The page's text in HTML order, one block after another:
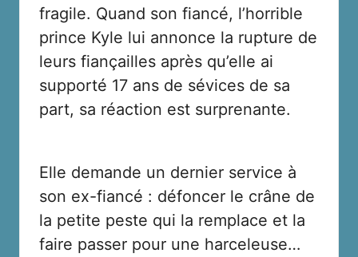
fragile. Quand son fiancé, l’horrible
prince Kyle lui annonce la rupture de
leurs fiançailles après qu’elle ai
supporté 17 ans de sévices de sa
part, sa réaction est surprenante.
Elle demande un dernier service à
son ex-fiancé : défoncer le crâne de
la petite peste qui la remplace et la
faire passer pour une harceleuse…